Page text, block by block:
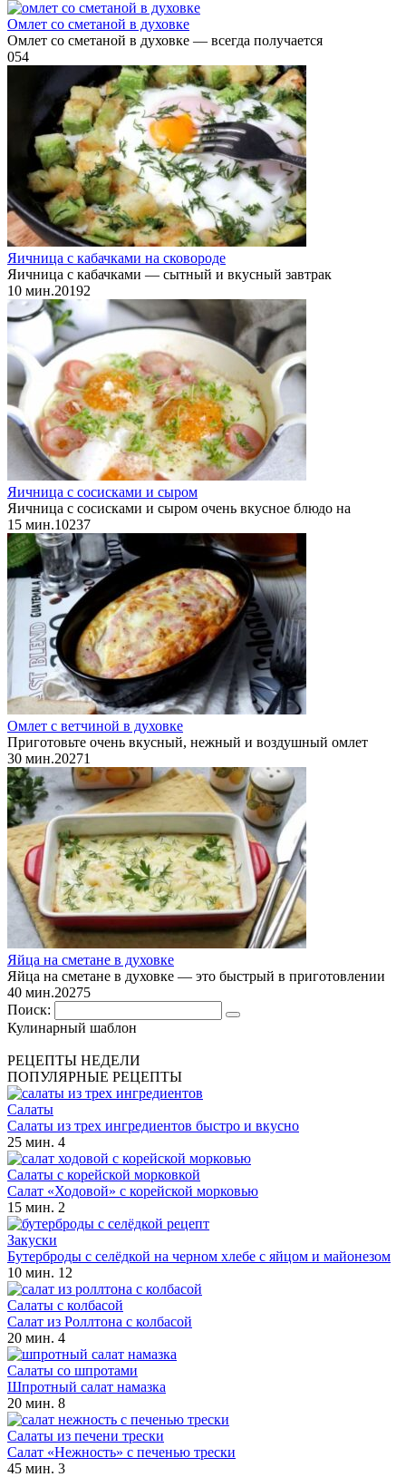
Омлет со сметаной в духовке
Омлет со сметаной в духовке — всегда получается
054
Яичница с кабачками на сковороде
Яичница с кабачками — сытный и вкусный завтрак
10 мин.20192
Яичница с сосисками и сыром
Яичница с сосисками и сыром очень вкусное блюдо на
15 мин.10237
Омлет с ветчиной в духовке
Приготовьте очень вкусный, нежный и воздушный омлет
30 мин.20271
Яйца на сметане в духовке
Яйца на сметане в духовке — это быстрый в приготовлении
40 мин.20275
Поиск:
Кулинарный шаблон
РЕЦЕПТЫ НЕДЕЛИ
ПОПУЛЯРНЫЕ РЕЦЕПТЫ
Салаты
Салаты из трех ингредиентов быстро и вкусно
25 мин. 4
Салаты с корейской морковкой
Салат «Ходовой» с корейской морковью
15 мин. 2
Закуски
Бутерброды с селёдкой на черном хлебе с яйцом и майонезом
10 мин. 12
Салаты с колбасой
Салат из Роллтона с колбасой
20 мин. 4
Салаты со шпротами
Шпротный салат намазка
20 мин. 8
Салаты из печени трески
Салат «Нежность» с печенью трески
45 мин. 3